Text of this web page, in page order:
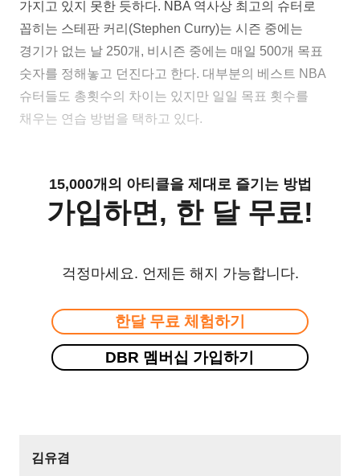
가지고 있지 못한 듯하다. NBA 역사상 최고의 슈터로
꼽히는 스테판 커리(Stephen Curry)는 시즌 중에는
경기가 없는 날 250개, 비시즌 중에는 매일 500개 목표
숫자를 정해놓고 던진다고 한다. 대부분의 베스트 NBA
슈터들도 총횟수의 차이는 있지만 일일 목표 횟수를
채우는 연습 방법을 택하고 있다.
15,000개의 아티클을 제대로 즐기는 방법
가입하면, 한 달 무료!
걱정마세요. 언제든 해지 가능합니다.
한달 무료 체험하기
DBR 멤버십 가입하기
김유겸